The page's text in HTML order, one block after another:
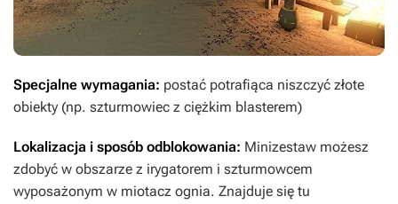
Specjalne wymagania: postać potrafiąca niszczyć złote
obiekty (np. szturmowiec z ciężkim blasterem)
Lokalizacja i sposób odblokowania: Minizestaw możesz
zdobyć w obszarze z irygatorem i szturmowcem
wyposażonym w miotacz ognia. Znajduje się tu